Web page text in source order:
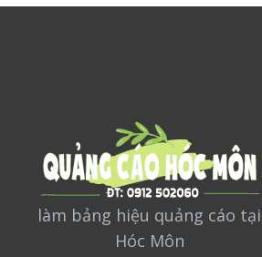
làm bảng hiệu quảng cáo tại
Hóc Môn